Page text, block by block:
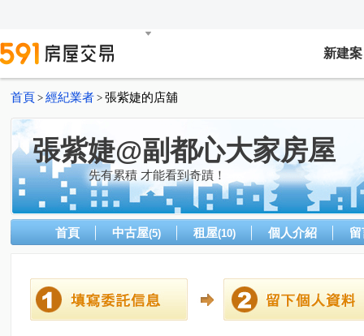
新建案
首頁 > 經紀業者 > 張紫婕的店舖
張紫婕@副都心大家房屋
先有累積 才能看到奇蹟！
首頁 中古屋(5) 租屋(10) 個人介紹